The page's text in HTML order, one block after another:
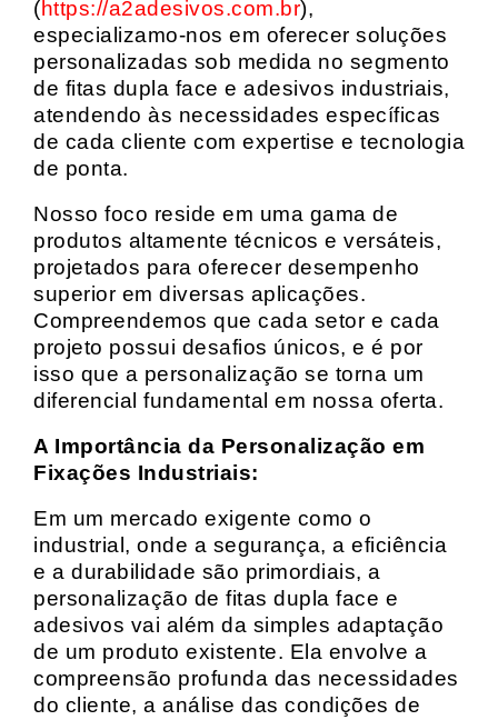
(https://a2adesivos.com.br),
especializamo-nos em oferecer soluções
personalizadas sob medida no segmento
de fitas dupla face e adesivos industriais,
atendendo às necessidades específicas
de cada cliente com expertise e tecnologia
de ponta.
Nosso foco reside em uma gama de
produtos altamente técnicos e versáteis,
projetados para oferecer desempenho
superior em diversas aplicações.
Compreendemos que cada setor e cada
projeto possui desafios únicos, e é por
isso que a personalização se torna um
diferencial fundamental em nossa oferta.
A Importância da Personalização em
Fixações Industriais:
Em um mercado exigente como o
industrial, onde a segurança, a eficiência
e a durabilidade são primordiais, a
personalização de fitas dupla face e
adesivos vai além da simples adaptação
de um produto existente. Ela envolve a
compreensão profunda das necessidades
do cliente, a análise das condições de